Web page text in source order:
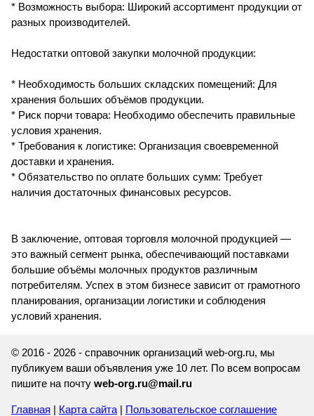
* Возможность выбора: Широкий ассортимент продукции от
разных производителей.
Недостатки оптовой закупки молочной продукции:
* Необходимость больших складских помещений: Для
хранения больших объёмов продукции.
* Риск порчи товара: Необходимо обеспечить правильные
условия хранения.
* Требования к логистике: Организация своевременной
доставки и хранения.
* Обязательство по оплате больших сумм: Требует
наличия достаточных финансовых ресурсов.
В заключение, оптовая торговля молочной продукцией —
это важный сегмент рынка, обеспечивающий поставками
большие объёмы молочных продуктов различным
потребителям. Успех в этом бизнесе зависит от грамотного
планирования, организации логистики и соблюдения
условий хранения.
© 2016 - 2026 - справочник организаций web-org.ru, мы
публикуем ваши объявления уже 10 лет. По всем вопросам
пишите на почту web-org.ru@mail.ru
Главная | Карта сайта| Пользовательское соглашение